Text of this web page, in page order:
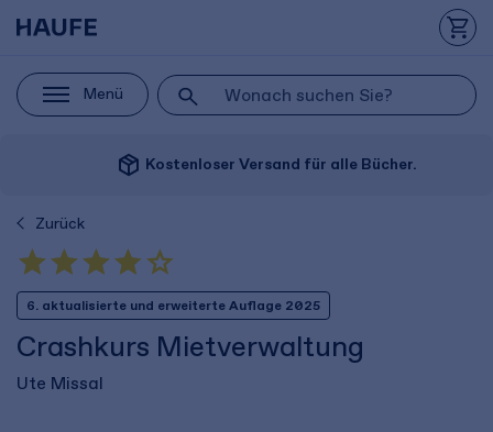
Menü
package_2 Kostenloser Versand für alle Bücher.
Zurück
6. aktualisierte und erweiterte Auflage 2025
Crashkurs Mietverwaltung
Ute Missal